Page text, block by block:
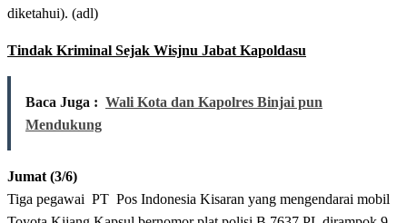
diketahui). (adl)
Tindak Kriminal Sejak Wisjnu Jabat Kapoldasu
Baca Juga : Wali Kota dan Kapolres Binjai pun
Mendukung
Jumat (3/6)
Tiga pegawai PT Pos Indonesia Kisaran yang mengendarai mobil